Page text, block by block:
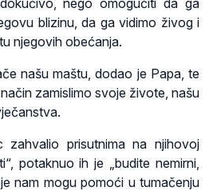
blizinu, da ga vidimo živog i
njegovih obećanja.
našu maštu, dodao je Papa, te
zamislimo svoje živote, našu
prisutnima na njihovoj
potaknuo ih je „budite nemirni,
nam mogu pomoći u tumačenju